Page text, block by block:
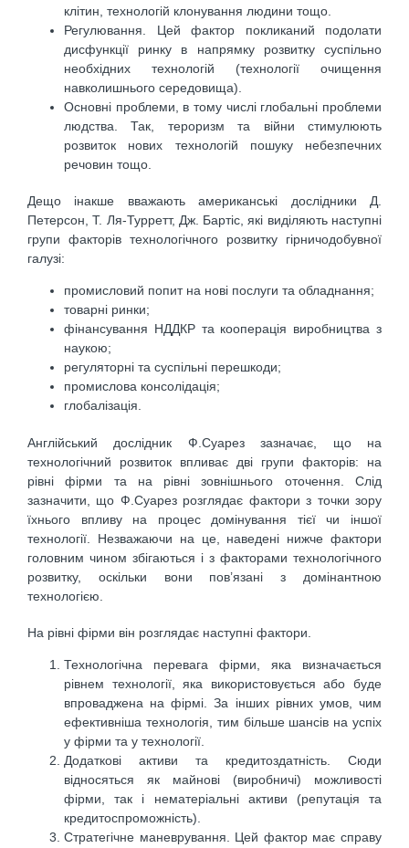
клітин, технологій клонування людини тощо.
Регулювання. Цей фактор покликаний подолати
дисфункції ринку в напрямку розвитку суспільно
необхідних технологій (технології очищення
навколишнього середовища).
Основні проблеми, в тому числі глобальні проблеми
людства. Так, тероризм та війни стимулюють
розвиток нових технологій пошуку небезпечних
речовин тощо.
Дещо інакше вважають американські дослідники Д.
Петерсон, T. Ля-Турретт, Дж. Бартіс, які виділяють наступні
групи факторів технологічного розвитку гірничодобувної
галузі:
промисловий попит на нові послуги та обладнання;
товарні ринки;
фінансування НДДКР та кооперація виробництва з
наукою;
регуляторні та суспільні перешкоди;
промислова консолідація;
глобалізація.
Англійський дослідник Ф.Суарез зазначає, що на
технологічний розвиток впливає дві групи факторів: на
рівні фірми та на рівні зовнішнього оточення. Слід
зазначити, що Ф.Суарез розглядає фактори з точки зору
їхнього впливу на процес домінування тієї чи іншої
технології. Незважаючи на це, наведені нижче фактори
головним чином збігаються і з факторами технологічного
розвитку, оскільки вони пов’язані з домінантною
технологією.
На рівні фірми він розглядає наступні фактори.
Технологічна перевага фірми, яка визначається
рівнем технології, яка використовується або буде
впроваджена на фірмі. За інших рівних умов, чим
ефективніша технологія, тим більше шансів на успіх
у фірми та у технології.
Додаткові активи та кредитоздатність. Сюди
відносяться як майнові (виробничі) можливості
фірми, так і нематеріальні активи (репутація та
кредитоспроможність).
Стратегічне маневрування. Цей фактор має справу